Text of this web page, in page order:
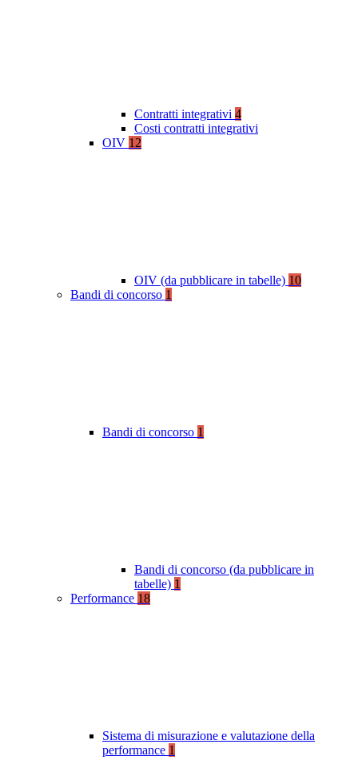
Contratti integrativi 4
Costi contratti integrativi
OIV 12
OIV (da pubblicare in tabelle) 10
Bandi di concorso 1
Bandi di concorso 1
Bandi di concorso (da pubblicare in
tabelle) 1
Performance 18
Sistema di misurazione e valutazione della
performance 1